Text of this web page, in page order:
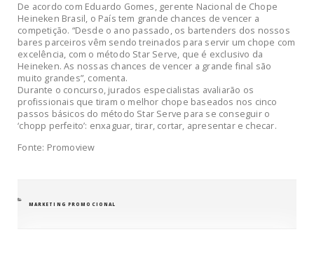
De acordo com Eduardo Gomes, gerente Nacional de Chope
Heineken Brasil, o País tem grande chances de vencer a
competição. “Desde o ano passado, os bartenders dos nossos
bares parceiros vêm sendo treinados para servir um chope com
excelência, com o método Star Serve, que é exclusivo da
Heineken. As nossas chances de vencer a grande final são
muito grandes”, comenta.
Durante o concurso, jurados especialistas avaliarão os
profissionais que tiram o melhor chope baseados nos cinco
passos básicos do método Star Serve para se conseguir o
‘chopp perfeito’: enxaguar, tirar, cortar, apresentar e checar.
Fonte: Promoview
CATEGORIAS
MARKETING PROMOCIONAL